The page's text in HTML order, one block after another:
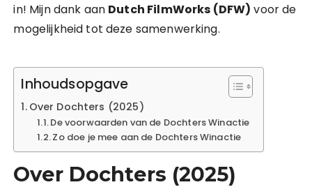
in! Mijn dank aan Dutch FilmWorks (DFW) voor de
mogelijkheid tot deze samenwerking.
Inhoudsopgave
Over Dochters (2025)
De voorwaarden van de Dochters Winactie
Zo doe je mee aan de Dochters Winactie
Over Dochters (2025)